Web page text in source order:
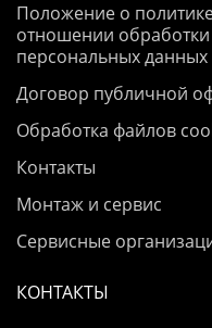
Положение о
отношении обработки
персональных данных
Договор публичной
Обработка файлов
Контакты
Монтаж и сервис
Сервисные
КОНТАКТЫ